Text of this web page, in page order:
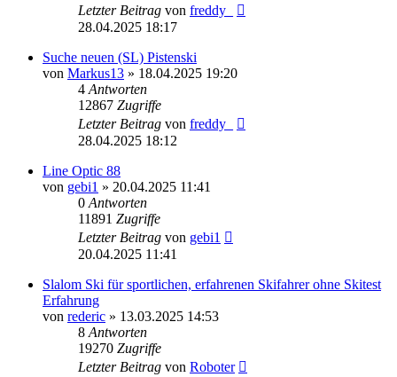
Letzter Beitrag von freddy_
28.04.2025 18:17
Suche neuen (SL) Pistenski
von Markus13 » 18.04.2025 19:20
4 Antworten
12867 Zugriffe
Letzter Beitrag von freddy_
28.04.2025 18:12
Line Optic 88
von gebi1 » 20.04.2025 11:41
0 Antworten
11891 Zugriffe
Letzter Beitrag von gebi1
20.04.2025 11:41
Slalom Ski für sportlichen, erfahrenen Skifahrer ohne Skitest
Erfahrung
von rederic » 13.03.2025 14:53
8 Antworten
19270 Zugriffe
Letzter Beitrag von Roboter